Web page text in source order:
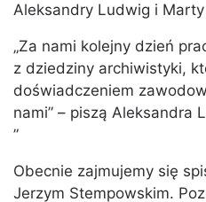
Aleksandry Ludwig i
„Za nami kolejny dzień
z dziedziny archiwistyki,
doświadczeniem
nami” – piszą Aleksandra
”
Obecnie zajmujemy się
Jerzym Stempowskim.